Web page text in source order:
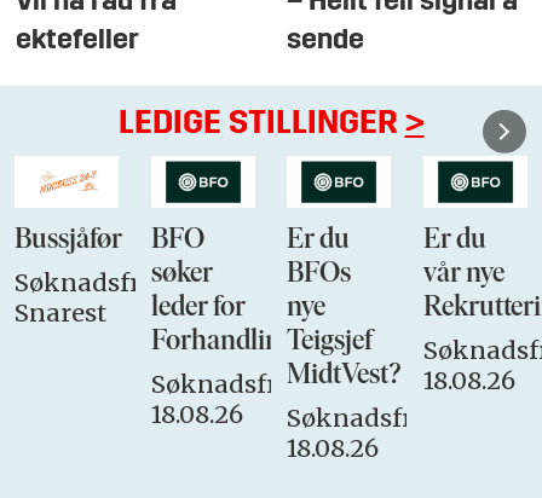
ektefeller
sende
LEDIGE STILLINGER >
Bussjåfør
Søknadsfrist:
Snarest
BFO
søker
leder for
Forhandlingsutvalget
Søknadsfrist:
18.08.26
Er du
BFOs
nye
Teigsjef
MidtVest?
Søknadsfrist:
18.08.26
Er du
vår nye
18.08.26